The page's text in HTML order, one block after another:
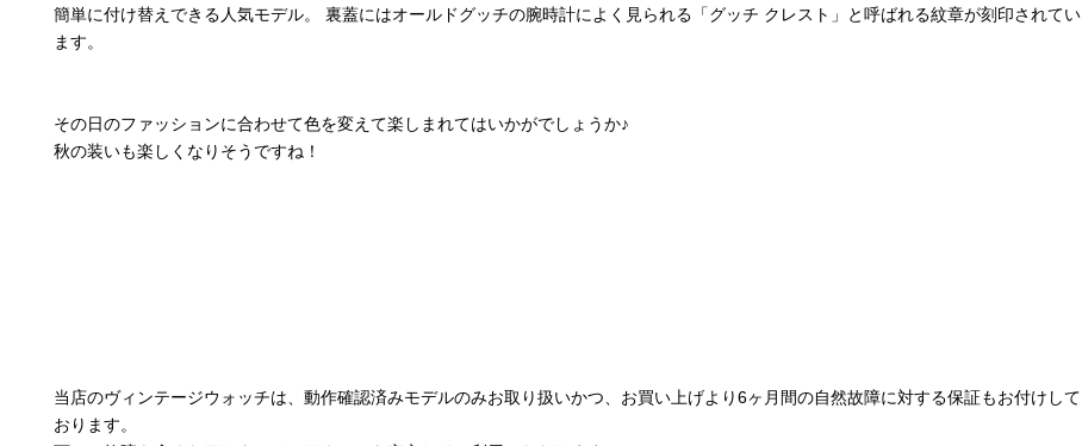
簡単に付け替えできる人気モデル。 裏蓋にはオールドグッチの腕時計によく見られる「グッチ クレスト」と呼ばれる紋章が刻印されてい
ます。
その日のファッションに合わせて色を変えて楽しまれてはいかがでしょうか♪
秋の装いも楽しくなりそうですね！
当店のヴィンテージウォッチは、動作確認済みモデルのみお取り扱いかつ、お買い上げより6ヶ月間の自然故障に対する保証もお付けして
おります。